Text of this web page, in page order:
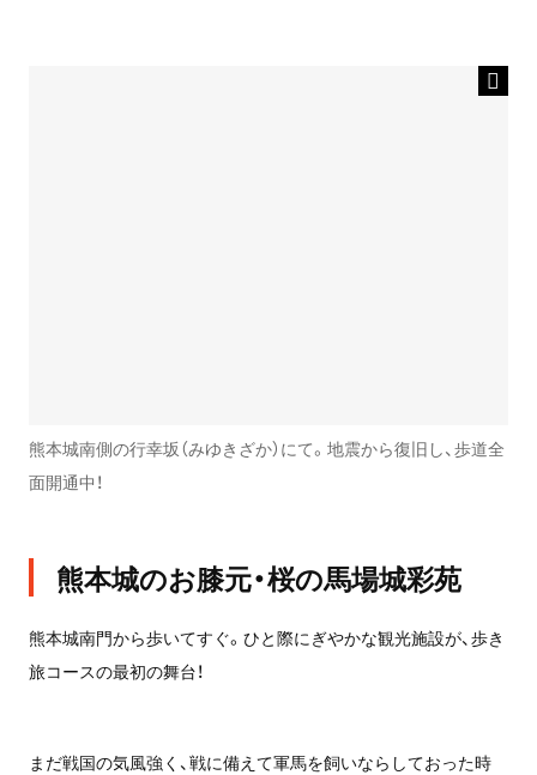
熊本城南側の行幸坂（みゆきざか）にて。地震から復旧し、歩道全
面開通中！
熊本城のお膝元・桜の馬場城彩苑
熊本城南門から歩いてすぐ。ひと際にぎやかな観光施設が、歩き
旅コースの最初の舞台！
まだ戦国の気風強く、戦に備えて軍馬を飼いならしておった時